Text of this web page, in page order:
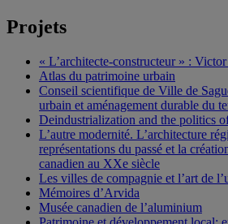
Projets
« L’architecte-constructeur » :
Atlas du patrimoine urbain
Conseil scientifique de Ville de
urbain et aménagement durable du
Deindustrialization and the politics
L’autre modernité. L’architecture
représentations du passé et la
canadien au XXe siècle
Les villes de compagnie et l’art de
Mémoires d’Arvida
Musée canadien de l’aluminium